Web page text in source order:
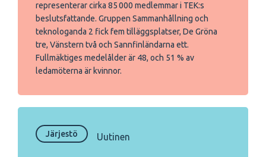
representerar cirka 85 000 medlemmar i TEK:s
beslutsfattande. Gruppen Sammanhållning och
teknologanda 2 fick fem tilläggsplatser, De Gröna
tre, Vänstern två och Sannfinländarna ett.
Fullmäktiges medelålder är 48, och 51 % av
ledamöterna är kvinnor.
Järjestö Uutinen